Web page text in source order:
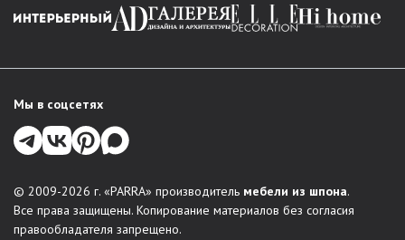
модули, мебельные комбинации для зонирования
пространства.
места отдыха и хранения вещей.
входной зоны: обувницы, вешалки, шкафы-купе,
консоли.
Системы хранения
Мы в соцсетях
© 2009-2026 г. «PARRA» производитель мебели из шпона.
Все права защищены. Копирование материалов без согласия
правообладателя запрещено.